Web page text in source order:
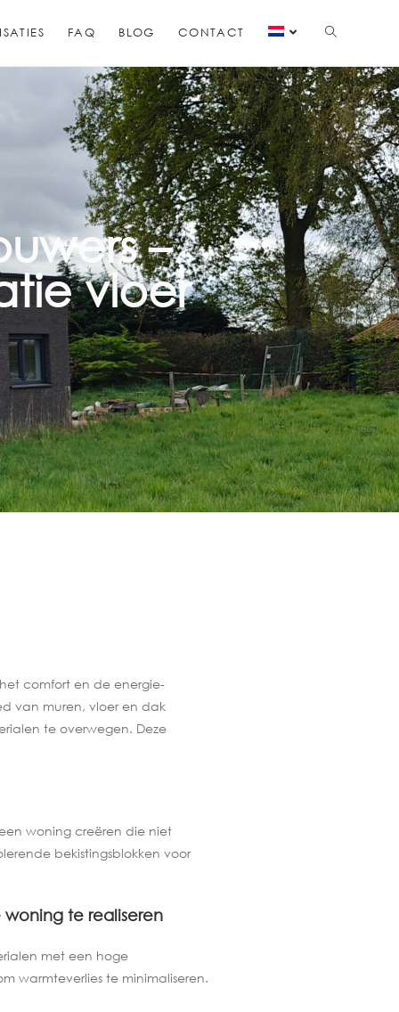
FAQ BLOG CONTACT
–
vloer
comfort en de energie-
van muren, vloer en dak
te overwegen. Deze
woning creëren die niet
bekistingsblokken voor
te realiseren
met een hoge
warmteverlies te minimaliseren.